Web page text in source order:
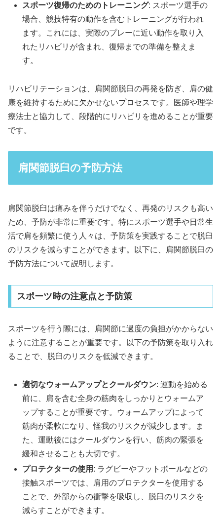
スポーツ復帰のためのトレーニング: スポーツ選手の
場合、競技特有の動作を含むトレーニングが行われ
ます。これには、実際のプレーに近い動作を取り入
れたリハビリが含まれ、復帰までの準備を整えま
す。
リハビリテーションは、肩関節脱臼の再発を防ぎ、肩の健
康を維持するために欠かせないプロセスです。医師や理学
療法士と協力して、段階的にリハビリを進めることが重要
です。
肩関節脱臼の予防方法
肩関節脱臼は痛みを伴うだけでなく、再発のリスクも高い
ため、予防が非常に重要です。特にスポーツ選手や日常生
活で肩を頻繁に使う人々は、予防策を実践することで脱臼
のリスクを減らすことができます。以下に、肩関節脱臼の
予防方法について説明します。
スポーツ時の注意点と予防策
スポーツを行う際には、肩関節に過度の負担がかからない
ように注意することが重要です。以下の予防策を取り入れ
ることで、脱臼のリスクを低減できます。
適切なウォームアップとクールダウン: 運動を始める
前に、肩を含む全身の筋肉をしっかりとウォームア
ップすることが重要です。ウォームアップによって
筋肉が柔軟になり、怪我のリスクが減少します。ま
た、運動後にはクールダウンを行い、筋肉の緊張を
緩和させることも大切です。
プロテクターの使用 : ラグビーやフットボールなどの
接触スポーツでは、肩用のプロテクターを使用する
ことで、外部からの衝撃を吸収し、脱臼のリスクを
減らすことができます。